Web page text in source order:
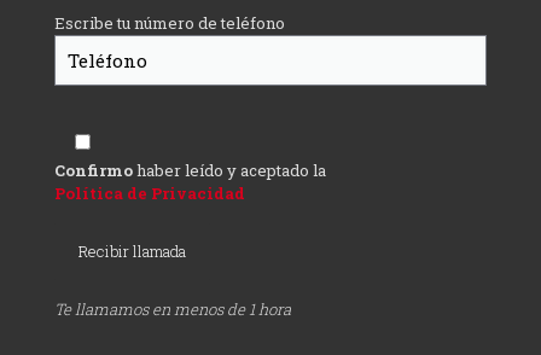
Escribe tu número de teléfono
Confirmohaber leído y aceptado la
Política de Privacidad
Te llamamos en menos de 1 hora